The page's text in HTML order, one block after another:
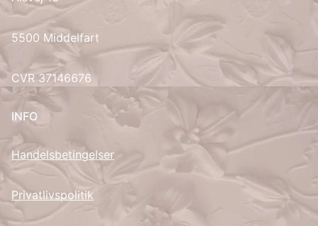
5500 Middelfart
CVR 37146676
INFO
Handelsbetingelser
Privatlivspolitik